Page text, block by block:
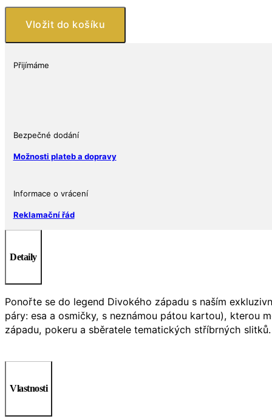
King
Dead
Hand
2025
Vložit do košíku
Přijímáme
Bezpečné dodání
Možnosti plateb a dopravy
Informace o vrácení
Reklamační řád
Detaily
Ponořte se do legend Divokého západu s naším
páry: esa a osmičky, s neznámou pátou kartou), kterou
západu, pokeru a sběratele tematických stříbrných
Vlastnosti